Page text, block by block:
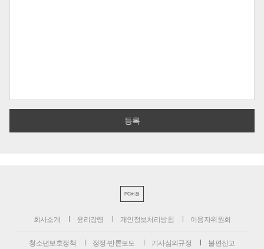
PC버전
회사소개 윤리강령 개인정보처리방침 이용자위원회
청소년보호정책 정정·반론보도 기사심의규정 불편신고